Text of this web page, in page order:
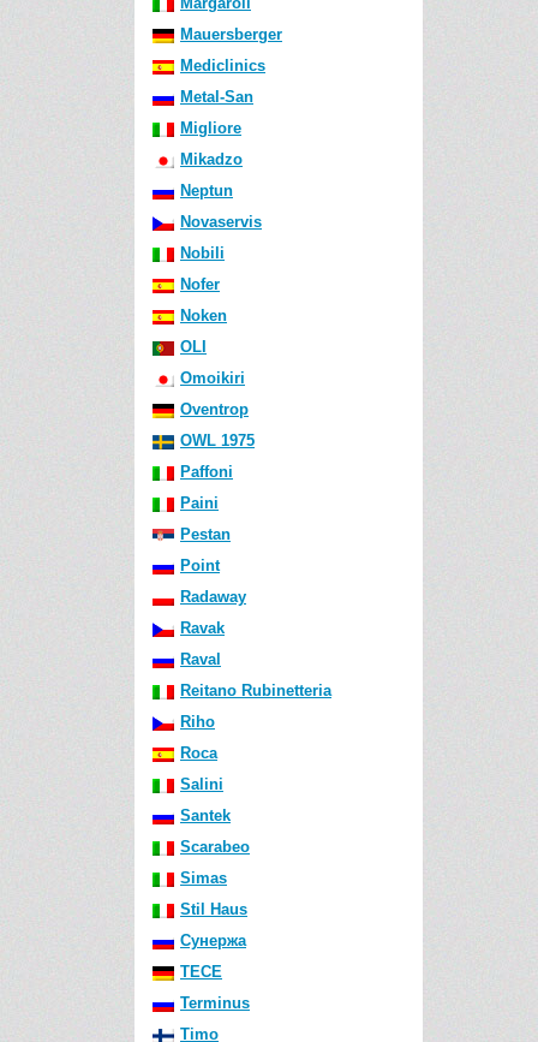
Mauersberger
Mediclinics
Metal-San
Migliore
Mikadzo
Neptun
Novaservis
Nobili
Nofer
Noken
OLI
Omoikiri
Oventrop
OWL 1975
Paffoni
Paini
Pestan
Point
Radaway
Ravak
Raval
Reitano Rubinetteria
Riho
Roca
Salini
Santek
Scarabeo
Simas
Stil Haus
Сунержа
TECE
Terminus
Timo